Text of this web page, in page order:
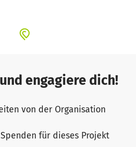
mit verbundenen Augen
Bären und
dass Menschen sich als Teil
angewiesen-sein und die
Rolle.
Weise zu erschließen,
die Möglichkeit,
engagiere dich!
von der Organisation
für dieses Projekt